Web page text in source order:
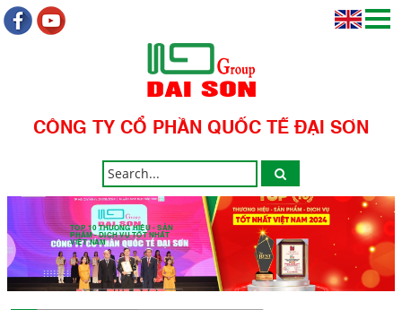
CÔNG TY CỔ PHẦN QUỐC TẾ ĐẠI SƠN
TOP 10 THƯƠNG HIỆU - SẢN
PHẨM - DỊCH VỤ TỐT NHẤT
VIỆT NAM